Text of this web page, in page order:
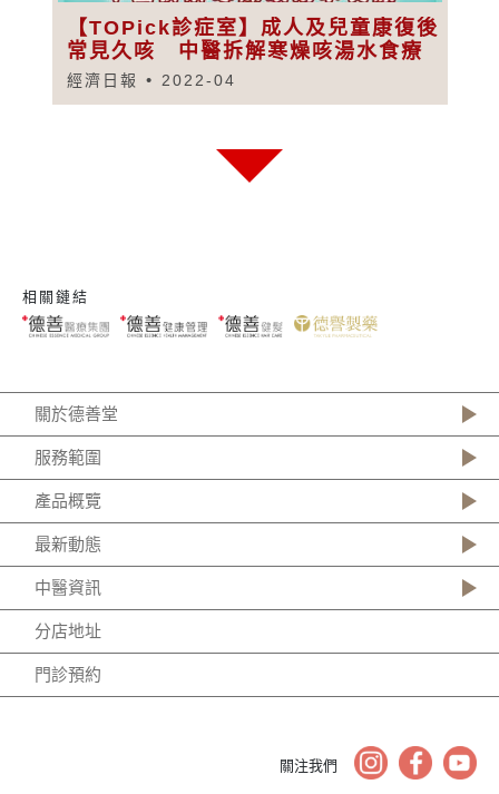
【TOPick診症室】成人及兒童康復後
常見久咳 中醫拆解寒燥咳湯水食療
經濟日報 2022-04
相關鏈結
關於德善堂
服務範圍
產品概覽
最新動態
中醫資訊
分店地址
門診預約
關注我們